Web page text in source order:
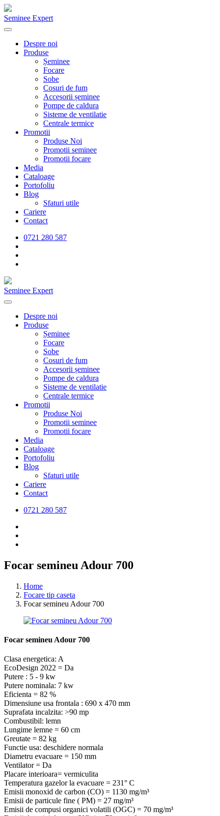
Seminee Expert
Despre noi
Produse
Șeminee
Focare
Sobe
Cosuri de fum
Accesorii șeminee
Pompe de caldura
Sisteme de ventilatie
Centrale termice
Promotii
Produse Noi
Promotii seminee
Promotii focare
Media
Cataloage
Portofoliu
Blog
Sfaturi utile
Cariere
Contact
0721 280 587
Seminee Expert
Despre noi
Produse
Șeminee
Focare
Sobe
Cosuri de fum
Accesorii șeminee
Pompe de caldura
Sisteme de ventilatie
Centrale termice
Promotii
Produse Noi
Promotii seminee
Promotii focare
Media
Cataloage
Portofoliu
Blog
Sfaturi utile
Cariere
Contact
0721 280 587
Focar semineu Adour 700
Home
Focare tip caseta
Focar semineu Adour 700
Focar semineu Adour 700
Clasa energetica: A
EcoDesign 2022 = Da
Putere : 5 - 9 kw
Putere nominala: 7 kw
Eficienta = 82 %
Dimensiune usa frontala : 690 x 470 mm
Suprafata incalzita: >90 mp
Combustibil: lemn
Lungime lemne = 60 cm
Greutate = 82 kg
Functie usa: deschidere normala
Diametru evacuare = 150 mm
Ventilator = Da
Placare interioara= vermiculita
Temperatura gazelor la evacuare = 231° C
Emisii monoxid de carbon (CO) = 1130 mg/m³
Emisii de particule fine ( PM) = 27 mg/m³
Emisii de compusi organici volatili (OGC) = 70 mg/m³